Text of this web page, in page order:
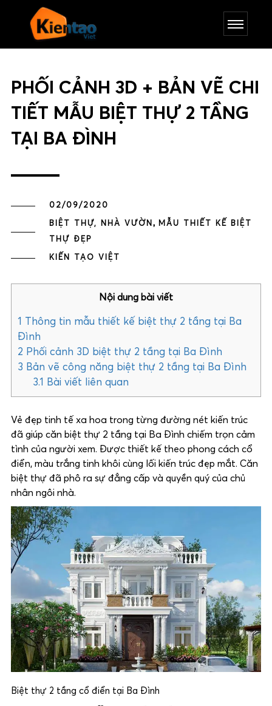
PHỐI CẢNH 3D + BẢN VẼ CHI
TIẾT MẪU BIỆT THỰ 2 TẦNG
TẠI BA ĐÌNH
02/09/2020
BIỆT THỰ, NHÀ VƯỜN ,
MẪU THIẾT KẾ BIỆT
THỰ ĐẸP
KIẾN TẠO VIỆT
Nội dung bài viết
1
Thông tin mẫu thiết kế biệt thự 2 tầng tại Ba
Đình
2 Phối cảnh 3D biệt thự 2 tầng tại Ba Đình
3 Bản vẽ công năng biệt thự 2 tầng tại Ba Đình
3.1
Bài viết liên quan
Vẻ đẹp tinh tế xa hoa trong từng đường nét kiến trúc
đã giúp căn biệt thự 2 tầng tại Ba Đình chiếm trọn cảm
tình của người xem. Được thiết kế theo phong cách cổ
điển, màu trắng tinh khôi cùng lối kiến trúc đẹp mắt. Căn
biệt thự đã phô ra sự đẳng cấp và quyền quý của chủ
nhân ngôi nhà.
Biệt thự 2 tầng cổ điển tại Ba Đình